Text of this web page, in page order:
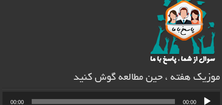
موزیک هفته ، حین مطالعه گوش کنید
00:00
00:00